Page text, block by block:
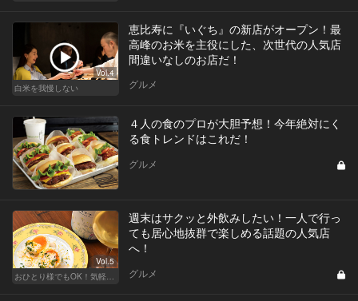
Vol.4
白米を我慢しない
恵比寿に『いぐち』の新店がオープン！最
高峰のお米を主役にした、次世代の人気店
間違いなしのお店だ！
グルメ
４人の食のプロが大胆予想！今年絶対にく
る食トレンドはこれだ！
グルメ
Vol.5
おひとり様でもOK！気軽に入りやすい東京の名店
週末はサクッと外飲みしたい！一人で行っ
ても居心地抜群で楽しめる話題の人気店
へ！
グルメ